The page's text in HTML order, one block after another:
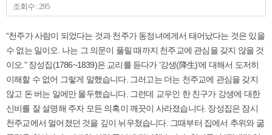
조회수 : 295
“천주가 사람이 되었다는 것과 천주가 동정녀에게서 태어났다는 것은 있을
수 없는 일이오. 나는 그 의문이 풀릴 때까지 천주교에 관심을 갖지 않을 것
이오.” 장성집(1786~1839)은 교리를 듣다가 ‘강생(降生)’에 대해서 도저히
이해할 수 없어 그렇게 말했습니다. 그러고는 더는 천주교에 관심을 갖지
않고 돈 버는 일에만 몰두했습니다. 그런데 교우인 한 친구가 강생에 대한
신비를 잘 설명해 주자 모든 의혹이 깨끗이 사라졌습니다. 장성집은 잠시
천주교에서 멀어졌던 것을 깊이 뉘우쳤습니다. 그때부터 집에서 추위와 굶